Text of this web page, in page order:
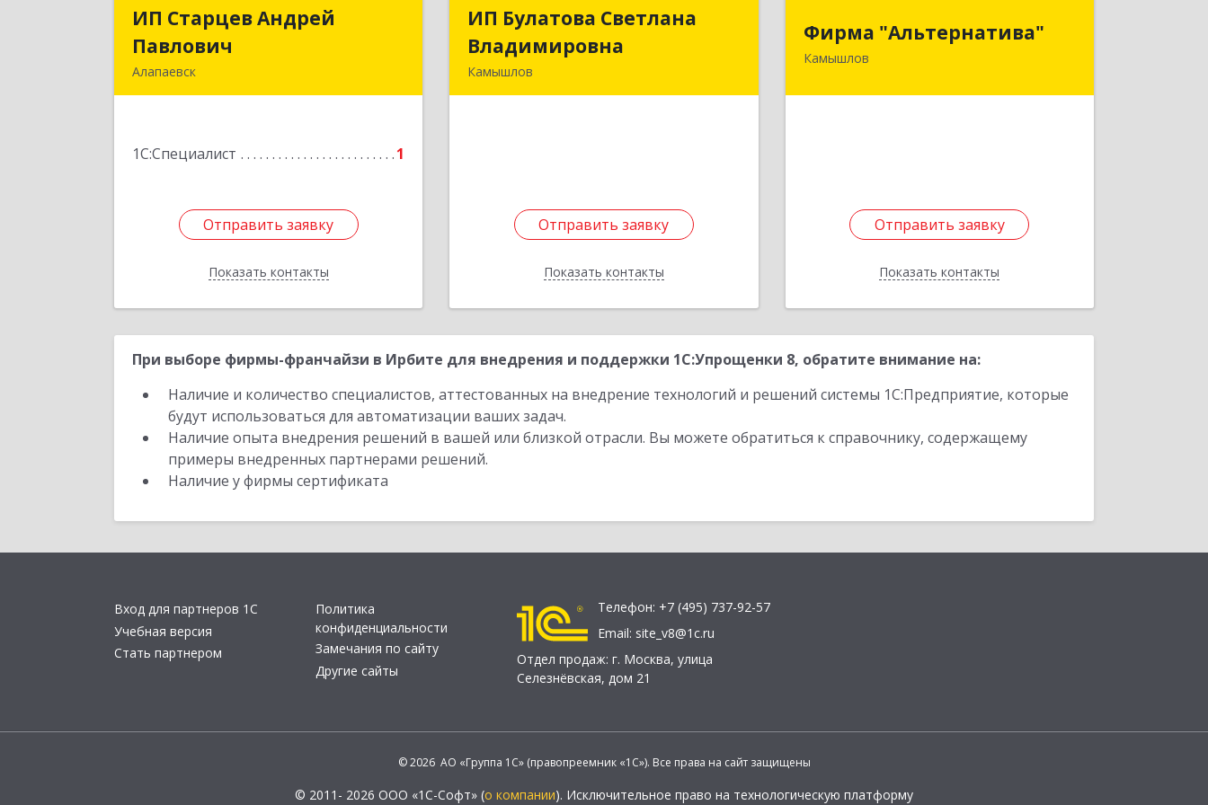
ИП Старцев Андрей
Павлович
Алапаевск
1С:Специалист 1
Отправить заявку
Показать контакты
ИП Старцев Андрей
Отправить заявку
Назад
ИП Булатова Светлана
Владимировна
Камышлов
Отправить заявку
Показать контакты
ИП Булатова Светлана
Владимировна
Отправить заявку
Назад
Фирма "Альтернатива"
Камышлов
Отправить заявку
Показать контакты
624860, Свердловская обл, Камышлов
Отправить заявку
Назад
При выборе фирмы-франчайзи в Ирбите для внедрения и поддержки 1С:Упрощенки 8, обратите внимание на:
Наличие и количество специалистов, аттестованных на внедрение технологий и решений системы 1С:Предприятие, которые
будут использоваться для автоматизации ваших задач.
Наличие опыта внедрения решений в вашей или близкой отрасли. Вы можете обратиться к справочнику, содержащему
примеры внедренных партнерами решений.
Наличие у фирмы сертификата
Вход для партнеров 1С
Учебная версия
Стать партнером
Политика
конфиденциальности
Замечания по сайту
Другие сайты
Телефон: +7 (495) 737-92-57
Email: site_v8@1c.ru
Отдел продаж: г. Москва, улица
Селезнёвская, дом 21
© 2026 АО «Группа 1С» (правопреемник «1С»). Все права на сайт защищены
© 2011- 2026 ООО «1С-Софт» (о компании). Исключительное право на технологическую платформу